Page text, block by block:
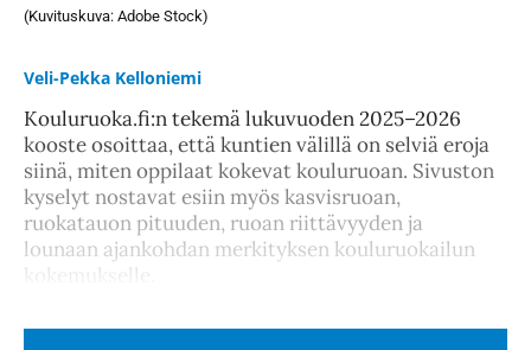
(Kuvituskuva: Adobe Stock)
Veli-Pekka Kelloniemi
Kouluruoka.fi:n tekemä lukuvuoden 2025–2026
kooste osoittaa, että kuntien välillä on selviä eroja
siinä, miten oppilaat kokevat kouluruoan. Sivuston
kyselyt nostavat esiin myös kasvisruoan,
ruokatauon pituuden, ruoan riittävyyden ja
lounaan ajankohdan merkityksen kouluruokailun
kokemukselle.